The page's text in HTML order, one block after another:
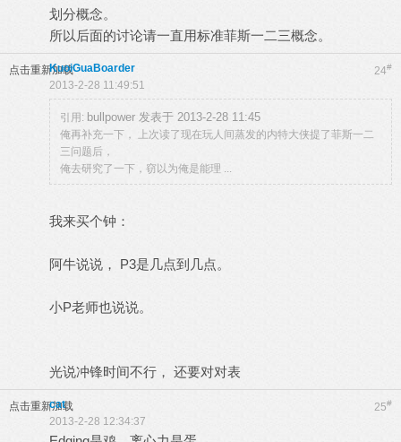
划分概念。
所以后面的讨论请一直用标准菲斯一二三概念。
点击重新加载 24#
KuoiGuaBoarder
2013-2-28 11:49:51
引用: bullpower 发表于 2013-2-28 11:45
俺再补充一下， 上次读了现在玩人间蒸发的内特大侠提了菲斯一二
三问题后，
俺去研究了一下，窃以为俺是能理 ...
我来买个钟：
阿牛说说， P3是几点到几点。
小P老师也说说。
光说冲锋时间不行， 还要对对表
点击重新加载 25#
cat
2013-2-28 12:34:37